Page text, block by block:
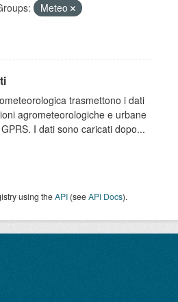
Meteo
trasmettono i dati
agrometeorologiche e urbane
I dati sono caricati dopo...
using theAPI (seeAPI Docs).